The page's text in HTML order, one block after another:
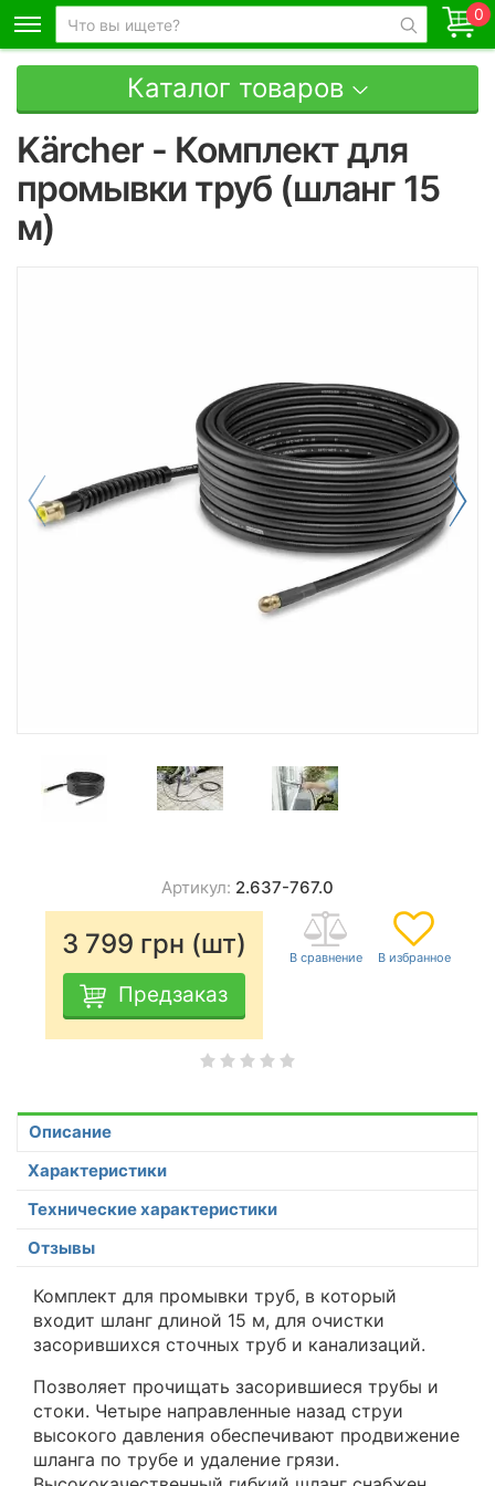
0
Каталог товаров
Kärcher - Комплект для
промывки труб (шланг 15
м)
Артикул: 2.637-767.0
3 799 грн (шт)
Предзаказ
Описание
Характеристики
Технические характеристики
Отзывы
Комплект для промывки труб, в который
входит шланг длиной 15 м, для очистки
засорившихся сточных труб и канализаций.
Позволяет прочищать засорившиеся трубы и
стоки. Четыре направленные назад струи
высокого давления обеспечивают продвижение
шланга по трубе и удаление грязи.